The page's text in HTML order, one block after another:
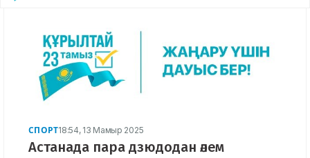
СПОРТ18:54, 13 Мамыр 2025
Астанада пара дзюдодан әлем